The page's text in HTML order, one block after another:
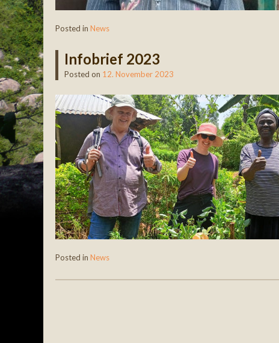
Posted in News
Infobrief 2023
Posted on 12. November 2023
Posted in News